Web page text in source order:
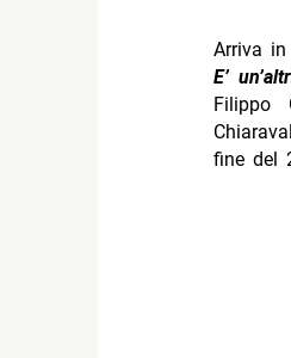
Arriva
E’
Filippo
fine del